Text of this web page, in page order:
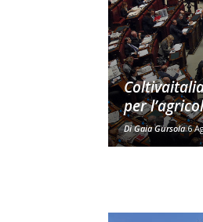
per
DiGaia Gursola 6